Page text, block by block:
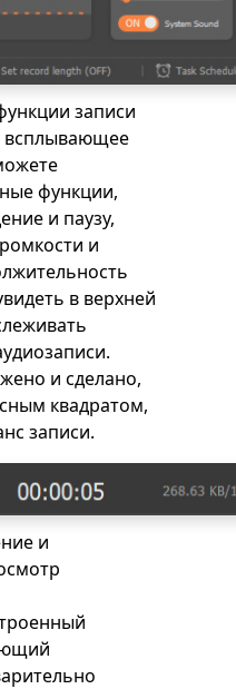
записи
всплывающее
функции,
и паузу,
и
в верхней
и сделано,
квадратом,
записи.
и